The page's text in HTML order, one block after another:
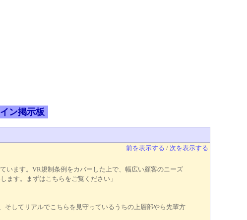
ン掲示板
前を表示する / 次を表示する
います。VR規制条例をカバーした上で、幅広い顧客のニーズ
ます。まずはこちらをご覧ください」
してリアルでこちらを見守っているうちの上層部やら先輩方